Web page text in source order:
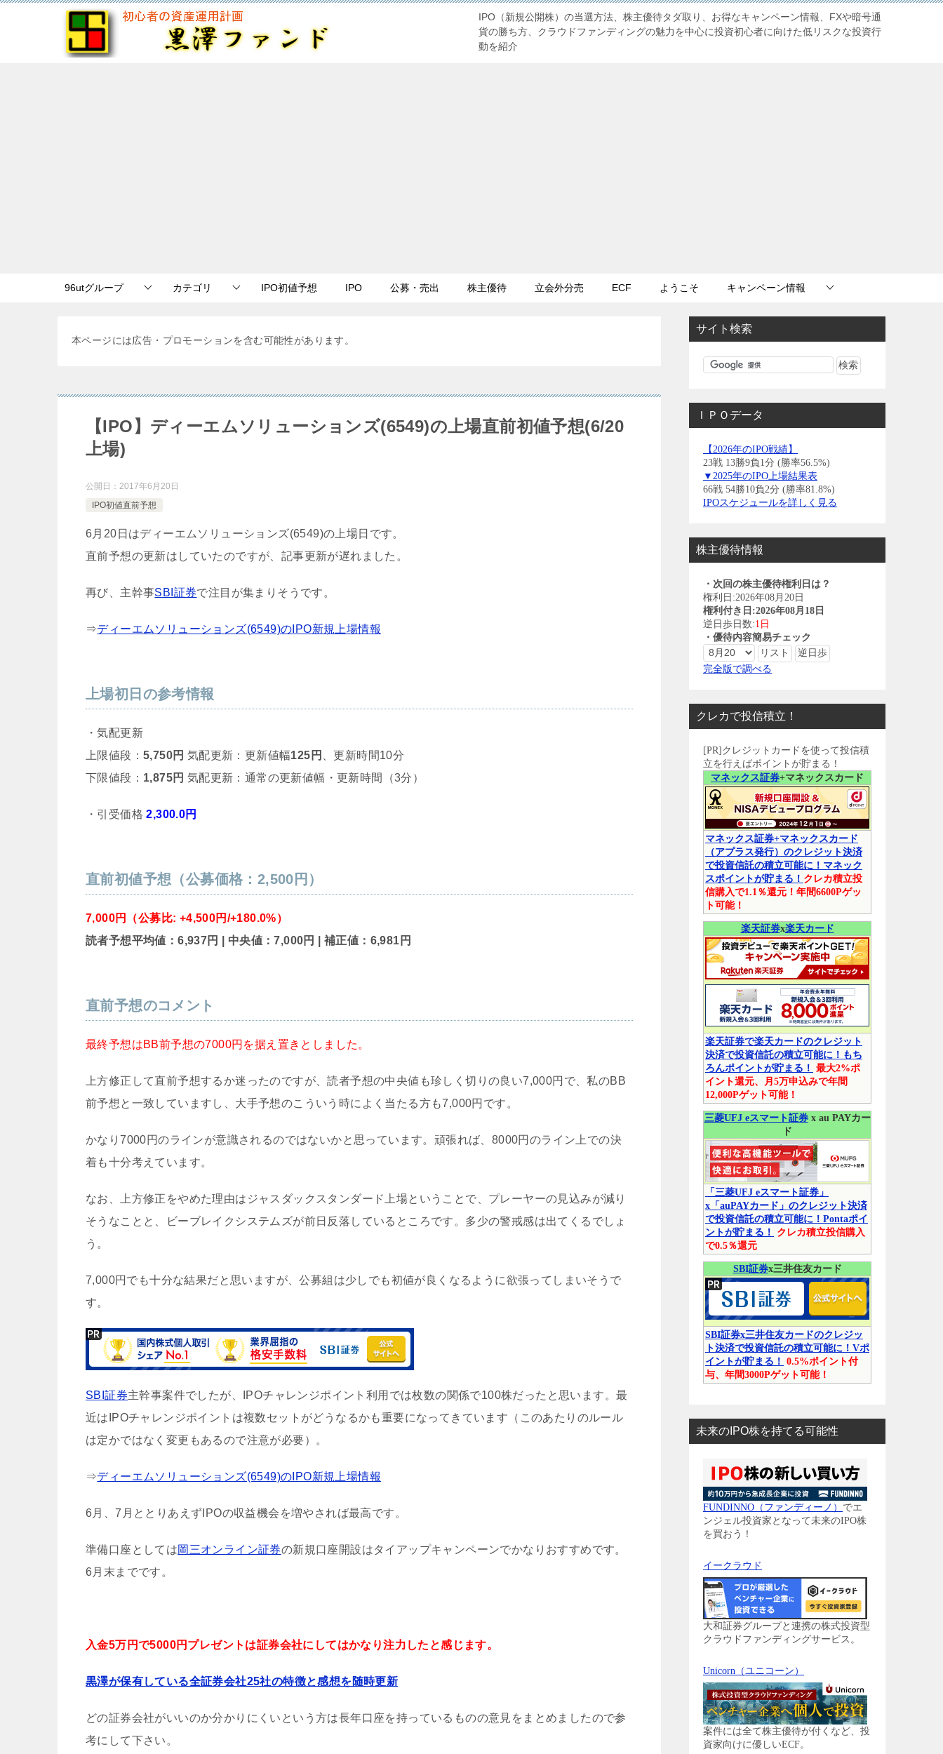
IPO（新規公開株）の当選方法、株主優待タダ取り、お得なキャンペーン情報、FXや暗号通
貨の勝ち方、クラウドファンディングの魅力を中心に投資初心者に向けた低リスクな投資行
動を紹介
96utグループ カテゴリ IPO初値予想 IPO 公募・売出 株主優待 立会外分売 ECF ようこそ キャンペーン情報
本ページには広告・プロモーションを含む可能性があります。
【IPO】ディーエムソリューションズ(6549)の上場直前初値予想(6/20
上場)
公開日： 2017年6月20日
IPO初値直前予想
6月20日はディーエムソリューションズ(6549)の上場日です。
直前予想の更新はしていたのですが、記事更新が遅れました。
再び、主幹事SBI証券で注目が集まりそうです。
⇒ディーエムソリューションズ(6549)のIPO新規上場情報
上場初日の参考情報
・気配更新
上限値段： 5,750円 気配更新：更新値幅125円
、更新時間10分
下限値段： 1,875円 気配更新：通常の更新値幅・更新時間（3分）
・引受価格2,300.0円
直前初値予想（公募価格：2,500円）
7,000円（公募比: +4,500円/+180.0%）
読者予想平均値：6,937円 | 中央値：7,000円 | 補正値：6,981円
直前予想のコメント
最終予想はBB前予想の7000円を据え置きとしました。
上方修正して直前予想するか迷ったのですが、読者予想の中央値も珍しく切りの良い7,000円で、私のBB
前予想と一致していますし、大手予想のこういう時によく当たる方も7,000円です。
かなり7000円のラインが意識されるのではないかと思っています。頑張れば、8000円のライン上での決
着も十分考えています。
なお、上方修正をやめた理由はジャスダックスタンダード上場ということで、プレーヤーの見込みが減り
そうなことと、ビーブレイクシステムズが前日反落しているところです。多少の警戒感は出てくるでしょ
う。
7,000円でも十分な結果だと思いますが、公募組は少しでも初値が良くなるように欲張ってしまいそうで
す。
SBI証券主幹事案件でしたが、IPOチャレンジポイント利用では枚数の関係で100株だったと思います。最
近はIPOチャレンジポイントは複数セットがどうなるかも重要になってきています（このあたりのルール
は定かではなく変更もあるので注意が必要）。
⇒ディーエムソリューションズ(6549)のIPO新規上場情報
6月、7月ととりあえずIPOの収益機会を増やされば最高です。
準備口座としては岡三オンライン証券の新規口座開設はタイアップキャンペーンでかなりおすすめです。
6月末までです。
入金5万円で5000円プレゼントは証券会社にしてはかなり注力したと感じます。
黒澤が保有している全証券会社25社の特徴と感想を随時更新
どの証券会社がいいのか分かりにくいという方は長年口座を持っているものの意見をまとめましたので参
考にして下さい。
サイト検索
ＩＰＯデータ
【2026年のIPO戦績】
23戦 13勝9負1分 (勝率56.5%)
▼2025年のIPO上場結果表
66戦 54勝10負2分 (勝率81.8%)
IPOスケジュールを詳しく見る
株主優待情報
・次回の株主優待権利日は？
権利日:2026年08月20日
権利付き日:2026年08月18日
逆日歩日数:1日
・優待内容簡易チェック
完全版で調べる
クレカで投信積立！
[PR]クレジットカードを使って投信積
立を行えばポイントが貯まる！
マネックス証券+マネックスカード
マネックス証券+マネックスカード
（アプラス発行）のクレジット決済
で投資信託の積立可能に！マネック
スポイントが貯まる！ クレカ積立投
信購入で1.1％還元！年間6600Pゲッ
ト可能！
楽天証券x楽天カード
楽天証券で楽天カードのクレジット
決済で投資信託の積立可能に！もち
ろんポイントが貯まる！ 最大2%ポ
イント還元、月5万申込みで年間
12,000Pゲット可能！
三菱UFJ eスマート証券x au PAYカー
ド
「三菱UFJ eスマート証券」
x「auPAYカード」のクレジット決済
で投資信託の積立可能に！Pontaポイ
ントが貯まる！
クレカ積立投信購入
で0.5％還元
SBI証券x三井住友カード
SBI証券x三井住友カードのクレジッ
ト決済で投資信託の積立可能に！Vポ
イントが貯まる！ 0.5%ポイント付
与、年間3000Pゲット可能！
未来のIPO株を持てる可能性
FUNDINNO（ファンディーノ） でエ
ンジェル投資家となって未来のIPO株
を買おう！
イークラウド
大和証券グループと連携の株式投資型
クラウドファンディングサービス。
Unicorn（ユニコーン）
案件には全て株主優待が付くなど、投
資家向けに優しいECF。